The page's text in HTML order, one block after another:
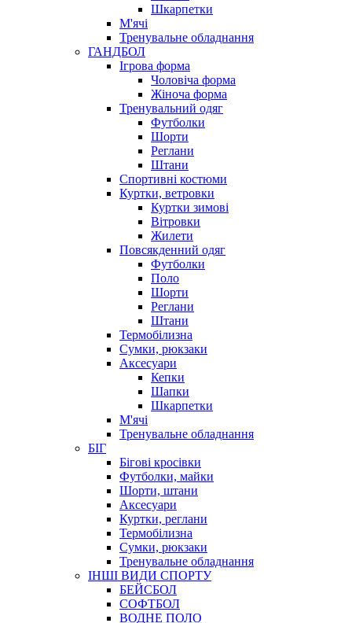
Шкарпетки
М'ячі
Тренувальне обладнання
ГАНДБОЛ
Ігрова форма
Чоловіча форма
Жіноча форма
Тренувальний одяг
Футболки
Шорти
Реглани
Штани
Спортивні костюми
Куртки, ветровки
Куртки зимові
Вітровки
Жилети
Повсякденний одяг
Футболки
Поло
Шорти
Реглани
Штани
Термобілизна
Сумки, рюкзаки
Аксесуари
Кепки
Шапки
Шкарпетки
М'ячі
Тренувальне обладнання
БІГ
Бігові кросівки
Футболки, майки
Шорти, штани
Аксесуари
Куртки, реглани
Термобілизна
Сумки, рюкзаки
Тренувальне обладнання
ІНШІ ВИДИ СПОРТУ
БЕЙСБОЛ
СОФТБОЛ
ВОДНЕ ПОЛО